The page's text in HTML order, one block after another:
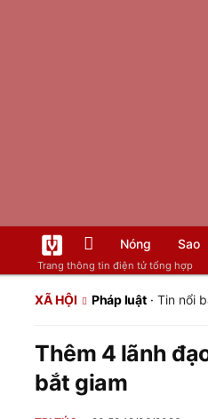
Trang thông tin điện tử tổng hợp
Nóng Sao
XÃ HỘI Pháp luật ·Tin nổi
Thêm 4 lãnh
bắt giam